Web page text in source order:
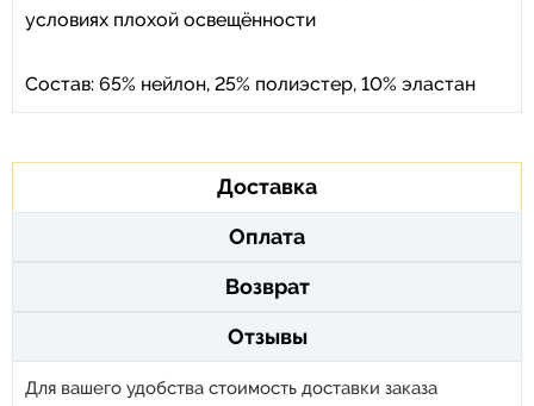
условиях плохой освещённости
Состав: 65% нейлон, 25% полиэстер, 10% эластан
Доставка
Оплата
Возврат
Отзывы
Для вашего удобства стоимость доставки заказа